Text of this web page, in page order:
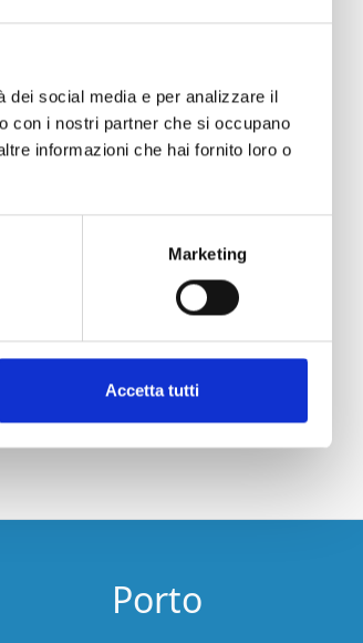
dei social media e per analizzare il
con i nostri partner che si occupano
informazioni che hai fornito loro o
Marketing
Accetta tutti
Porto